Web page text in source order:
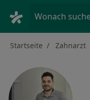
Wonach
Startseite Zahnarzt